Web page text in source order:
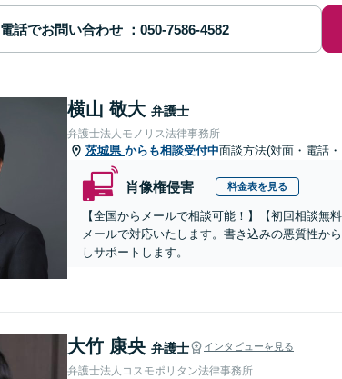
電話でお問い合わせ
横山 敬大 弁護士
弁護士法人モノリス法律事務所
茨城県 からも相談受付中面談方法(対面・電話
肖像権侵害 料金表を見る
【全国からメールで相談可能！】【初回相談無
メールで対応いたします。書き込みの悪質性か
しサポートします。
大竹 康央 弁護士 インタビューを見る
弁護士法人コスモポリタン法律事務所